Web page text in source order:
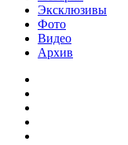
Эксклюзивы
Фото
Видео
Архив